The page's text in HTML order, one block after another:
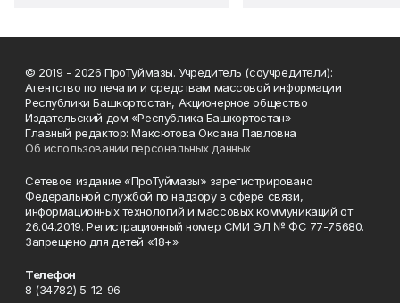
© 2019 - 2026 ПроТуймазы. Учредитель (соучредители):
Агентство по печати и средствам массовой информации
Республики Башкортостан, Акционерное общество
Издательский дом «Республика Башкортостан»
Главный редактор: Максютова Оксана Павловна
Об использовании персональных данных
Сетевое издание «ПроТуймазы» зарегистрировано
Федеральной службой по надзору в сфере связи,
информационных технологий и массовых коммуникаций от
26.04.2019. Регистрационный номер СМИ ЭЛ № ФС 77-75680.
Запрещено для детей «18+»
Телефон
8 (34782) 5-12-96